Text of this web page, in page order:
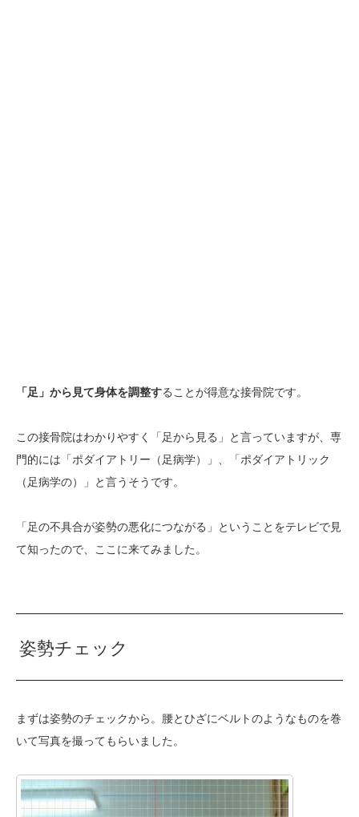
「足」から見て身体を調整することが得意な接骨院です。
この接骨院はわかりやすく「足から見る」と言っていますが、専
門的には「ポダイアトリー（足病学）」、「ポダイアトリック
（足病学の）」と言うそうです。
「足の不具合が姿勢の悪化につながる」ということをテレビで見
て知ったので、ここに来てみました。
姿勢チェック
まずは姿勢のチェックから。腰とひざにベルトのようなものを巻
いて写真を撮ってもらいました。